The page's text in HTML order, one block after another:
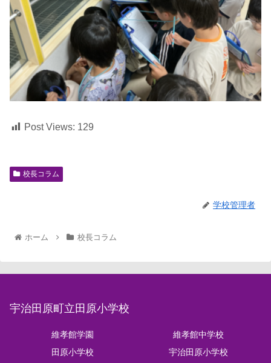
Post Views: 129
校長コラム
学校管理者
ホーム 校長コラム
宇治田原町立田原小学校
維孝館学園
維孝館中学校
田原小学校
宇治田原小学校